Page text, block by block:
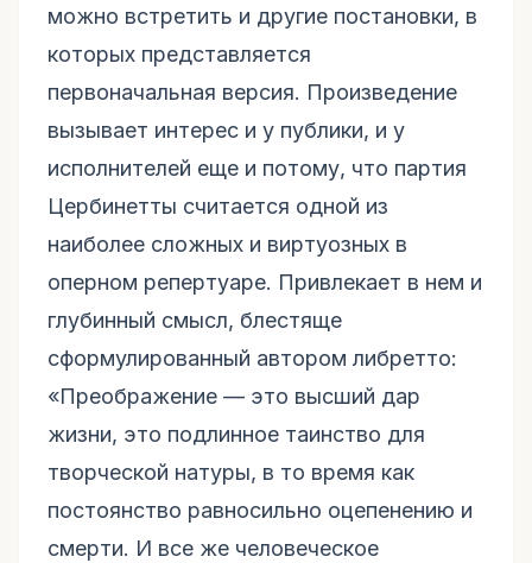
можно встретить и другие постановки, в
которых представляется
первоначальная версия. Произведение
вызывает интерес и у публики, и у
исполнителей еще и потому, что партия
Цербинетты считается одной из
наиболее сложных и виртуозных в
оперном репертуаре. Привлекает в нем и
глубинный смысл, блестяще
сформулированный автором либретто:
«Преображение — это высший дар
жизни, это подлинное таинство для
творческой натуры, в то время как
постоянство равносильно оцепенению и
смерти. И все же человеческое